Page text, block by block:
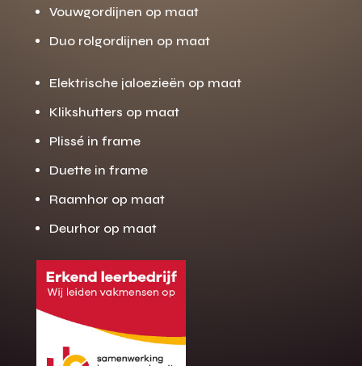
Gratis offerte
op maat?
Vouwgordijnen op maat
Duo rolgordijnen op maat
Elektrische jaloezieën op maat
Klikshutters op maat
Plissé in frame
Duette in frame
Raamhor op maat
Deurhor op maat